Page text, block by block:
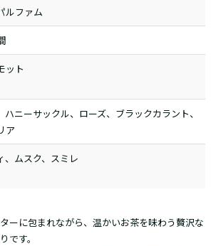
ルファム
ット
ハニーサックル、ローズ、ブラックカラント、
ア
、ムスク、スミレ
ーに包まれながら、温かいお茶を味わう贅沢な
です。